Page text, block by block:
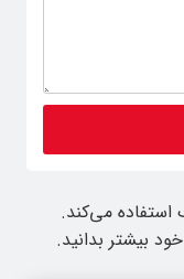
می‌کند.
بیشتر بدانید.